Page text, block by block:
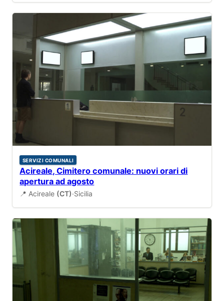
SERVIZI COMUNALI
Acireale, Cimitero comunale: nuovi orari di
apertura ad agosto
📍 Acireale (CT)·Sicilia